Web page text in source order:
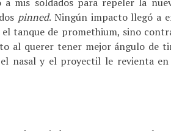
pinned. Ningún impacto llegó a
tanque de promethium, sino
al querer tener mejor ángulo de
nasal y el proyectil le revienta